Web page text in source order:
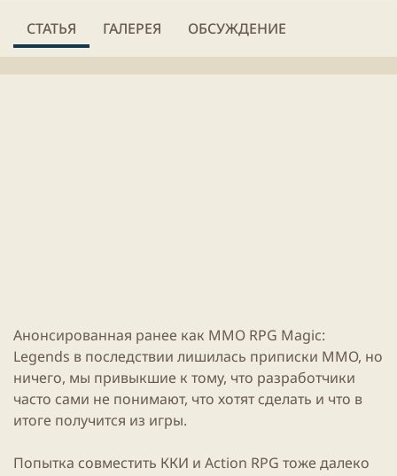
б
СТАТЬЯ ГАЛЕРЕЯ ОБСУЖДЕНИЕ
Анонсированная ранее как ММО RPG Magic:
Legends в последствии лишилась приписки ММО, но
ничего, мы привыкшие к тому, что разработчики
часто сами не понимают, что хотят сделать и что в
итоге получится из игры.
Попытка совместить ККИ и Action RPG тоже далеко